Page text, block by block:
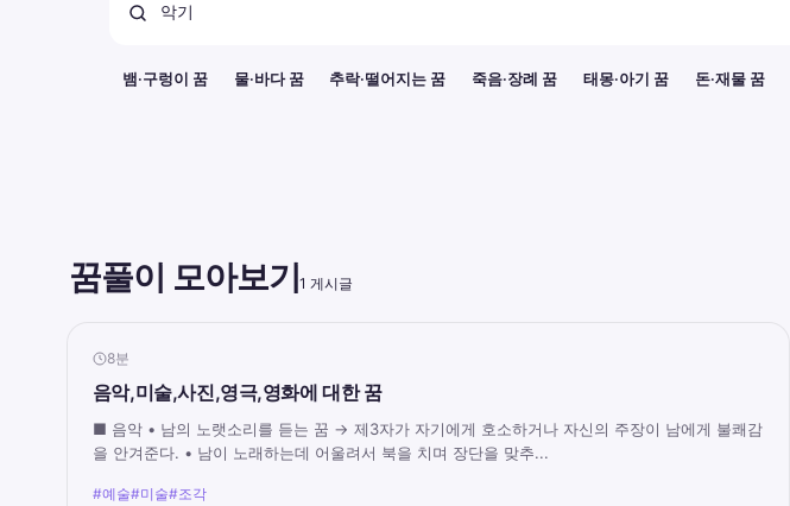
뱀·구렁이 꿈 물·바다 꿈 추락·떨어지는 꿈 죽음·장례 꿈 태몽·아기 꿈 돈·재물 꿈
꿈풀이 모아보기1 게시글
8분
음악,미술,사진,영극,영화에 대한 꿈
■ 음악 • 남의 노랫소리를 듣는 꿈 → 제3자가 자기에게 호소하거나 자신의 주장이 남에게 불쾌감
을 안겨준다. • 남이 노래하는데 어울려서 북을 치며 장단을 맞추...
#예술#미술#조각